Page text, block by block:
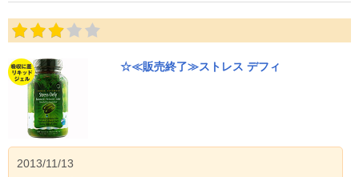
☆≪販売終了≫ストレス デフィ
2013/11/13